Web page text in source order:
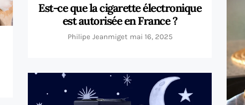
Est-ce que la cigarette électronique
est autorisée en France ?
Philipe Jeanmiget mai 16, 2025